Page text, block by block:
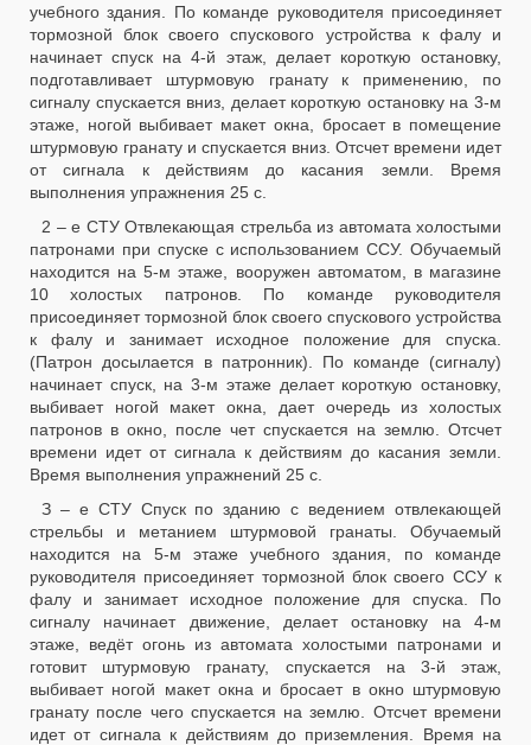
учебного здания. По команде руководителя присоединяет
тормозной блок своего спускового устройства к фалу и
начинает спуск на 4-й этаж, делает короткую остановку,
подготавливает штурмовую гранату к применению, по
сигналу спускается вниз, делает короткую остановку на 3-м
этаже, ногой выбивает макет окна, бросает в помещение
штурмовую гранату и спускается вниз. Отсчет времени идет
от сигнала к действиям до касания земли. Время
выполнения упражнения 25 с.
2 – е СТУ Отвлекающая стрельба из автомата холостыми
патронами при спуске с использованием ССУ. Обучаемый
находится на 5-м этаже, вооружен автоматом, в магазине
10 холостых патронов. По команде руководителя
присоединяет тормозной блок своего спускового устройства
к фалу и занимает исходное положение для спуска.
(Патрон досылается в патронник). По команде (сигналу)
начинает спуск, на 3-м этаже делает короткую остановку,
выбивает ногой макет окна, дает очередь из холостых
патронов в окно, после чет спускается на землю. Отсчет
времени идет от сигнала к действиям до касания земли.
Время выполнения упражнений 25 с.
З – е СТУ Спуск по зданию с ведением отвлекающей
стрельбы и метанием штурмовой гранаты. Обучаемый
находится на 5-м этаже учебного здания, по команде
руководителя присоединяет тормозной блок своего ССУ к
фалу и занимает исходное положение для спуска. По
сигналу начинает движение, делает остановку на 4-м
этаже, ведёт огонь из автомата холостыми патронами и
готовит штурмовую гранату, спускается на 3-й этаж,
выбивает ногой макет окна и бросает в окно штурмовую
гранату после чего спускается на землю. Отсчет времени
идет от сигнала к действиям до приземления. Время на